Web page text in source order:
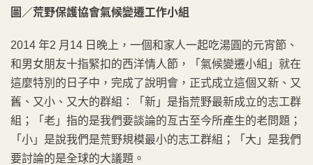
圖／荒野保護協會氣候變遷工作小組
2014 年2 月14 日晚上，一個和家人一起吃湯圓的元宵節、
和男女朋友十指緊扣的西洋情人節，「氣候變遷小組」就在
這麼特別的日子中，完成了說明會，正式成立這個又新、又
舊、又小、又大的群組：「新」是指荒野最新成立的志工群
組；「老」指的是我們要談論的亙古至今所產生的老問題；
「小」是說我們是荒野規模最小的志工群組；「大」是我們
要討論的是全球的大議題。